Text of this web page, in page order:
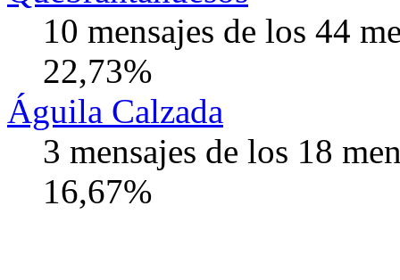
10 mensajes de los 44
22,73%
Águila Calzada
3 mensajes de los 18
16,67%